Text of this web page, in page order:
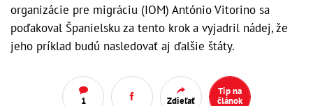
organizácie pre migráciu (IOM) António Vitorino sa
poďakoval Španielsku za tento krok a vyjadril nádej, že
jeho príklad budú nasledovať aj ďalšie štáty.
1 Zdieľať
Tip na
článok